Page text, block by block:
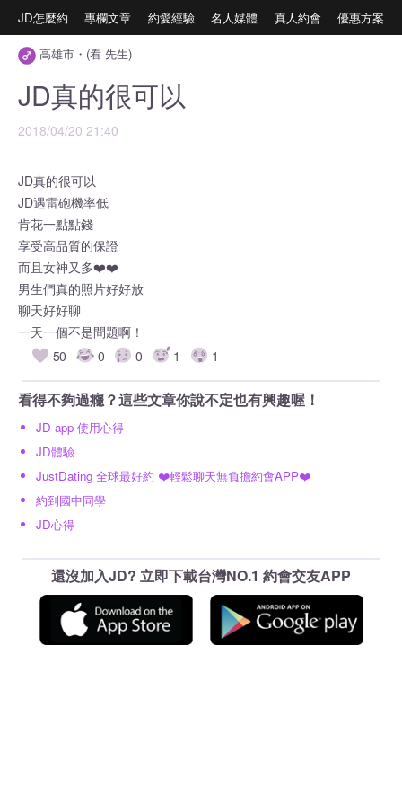
JD怎麼約 專欄文章 約愛經驗 名人媒體 真人約會 優惠方案
高雄市・(看 先生)
JD真的很可以
2018/04/20 21:40
JD真的很可以
JD遇雷砲機率低
肯花一點點錢
享受高品質的保證
而且女神又多❤️❤️
男生們真的照片好好放
聊天好好聊
一天一個不是問題啊！
50
0 0 1 1
看得不夠過癮？這些文章你說不定也有興趣喔！
JD app 使用心得
JD體驗
JustDating 全球最好約 ❤️輕鬆聊天無負擔約會APP❤️
約到國中同學
JD心得
還沒加入JD? 立即下載台灣NO.1 約會交友APP